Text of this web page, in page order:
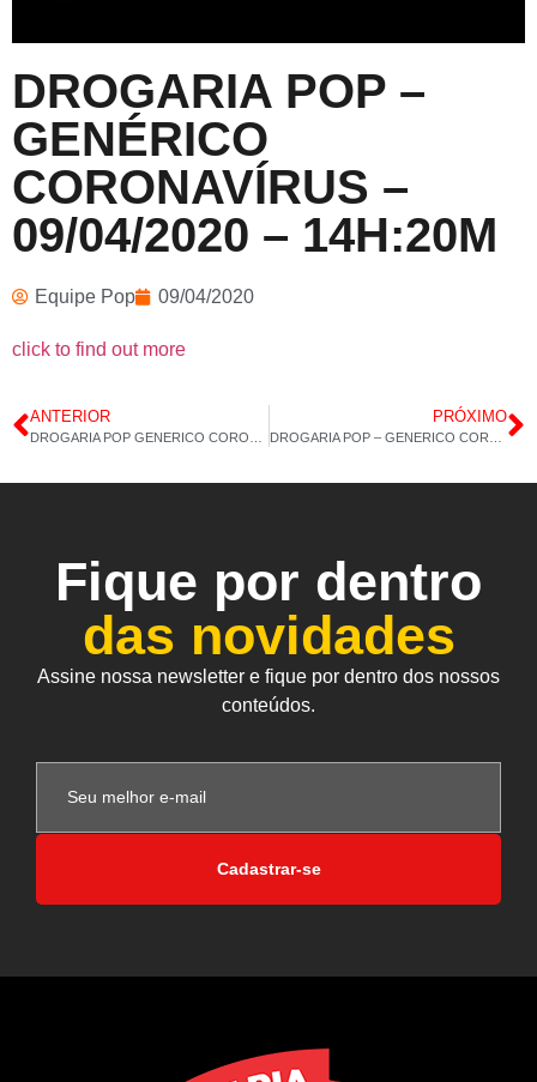
DROGARIA POP –
GENÉRICO
CORONAVÍRUS –
09/04/2020 – 14H:20M
Equipe Pop 09/04/2020
click to find out more
ANTERIOR PRÓXIMO
Fique por dentro
das novidades
Assine nossa newsletter e fique por dentro dos nossos
conteúdos.
Cadastrar-se